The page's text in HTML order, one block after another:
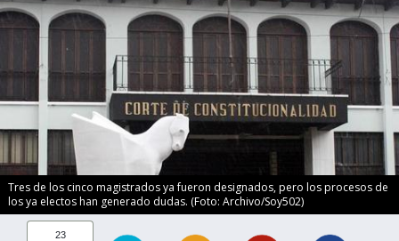
Tres de los cinco magistrados ya fueron designados, pero los procesos de
los ya electos han generado dudas. (Foto: Archivo/Soy502)
23